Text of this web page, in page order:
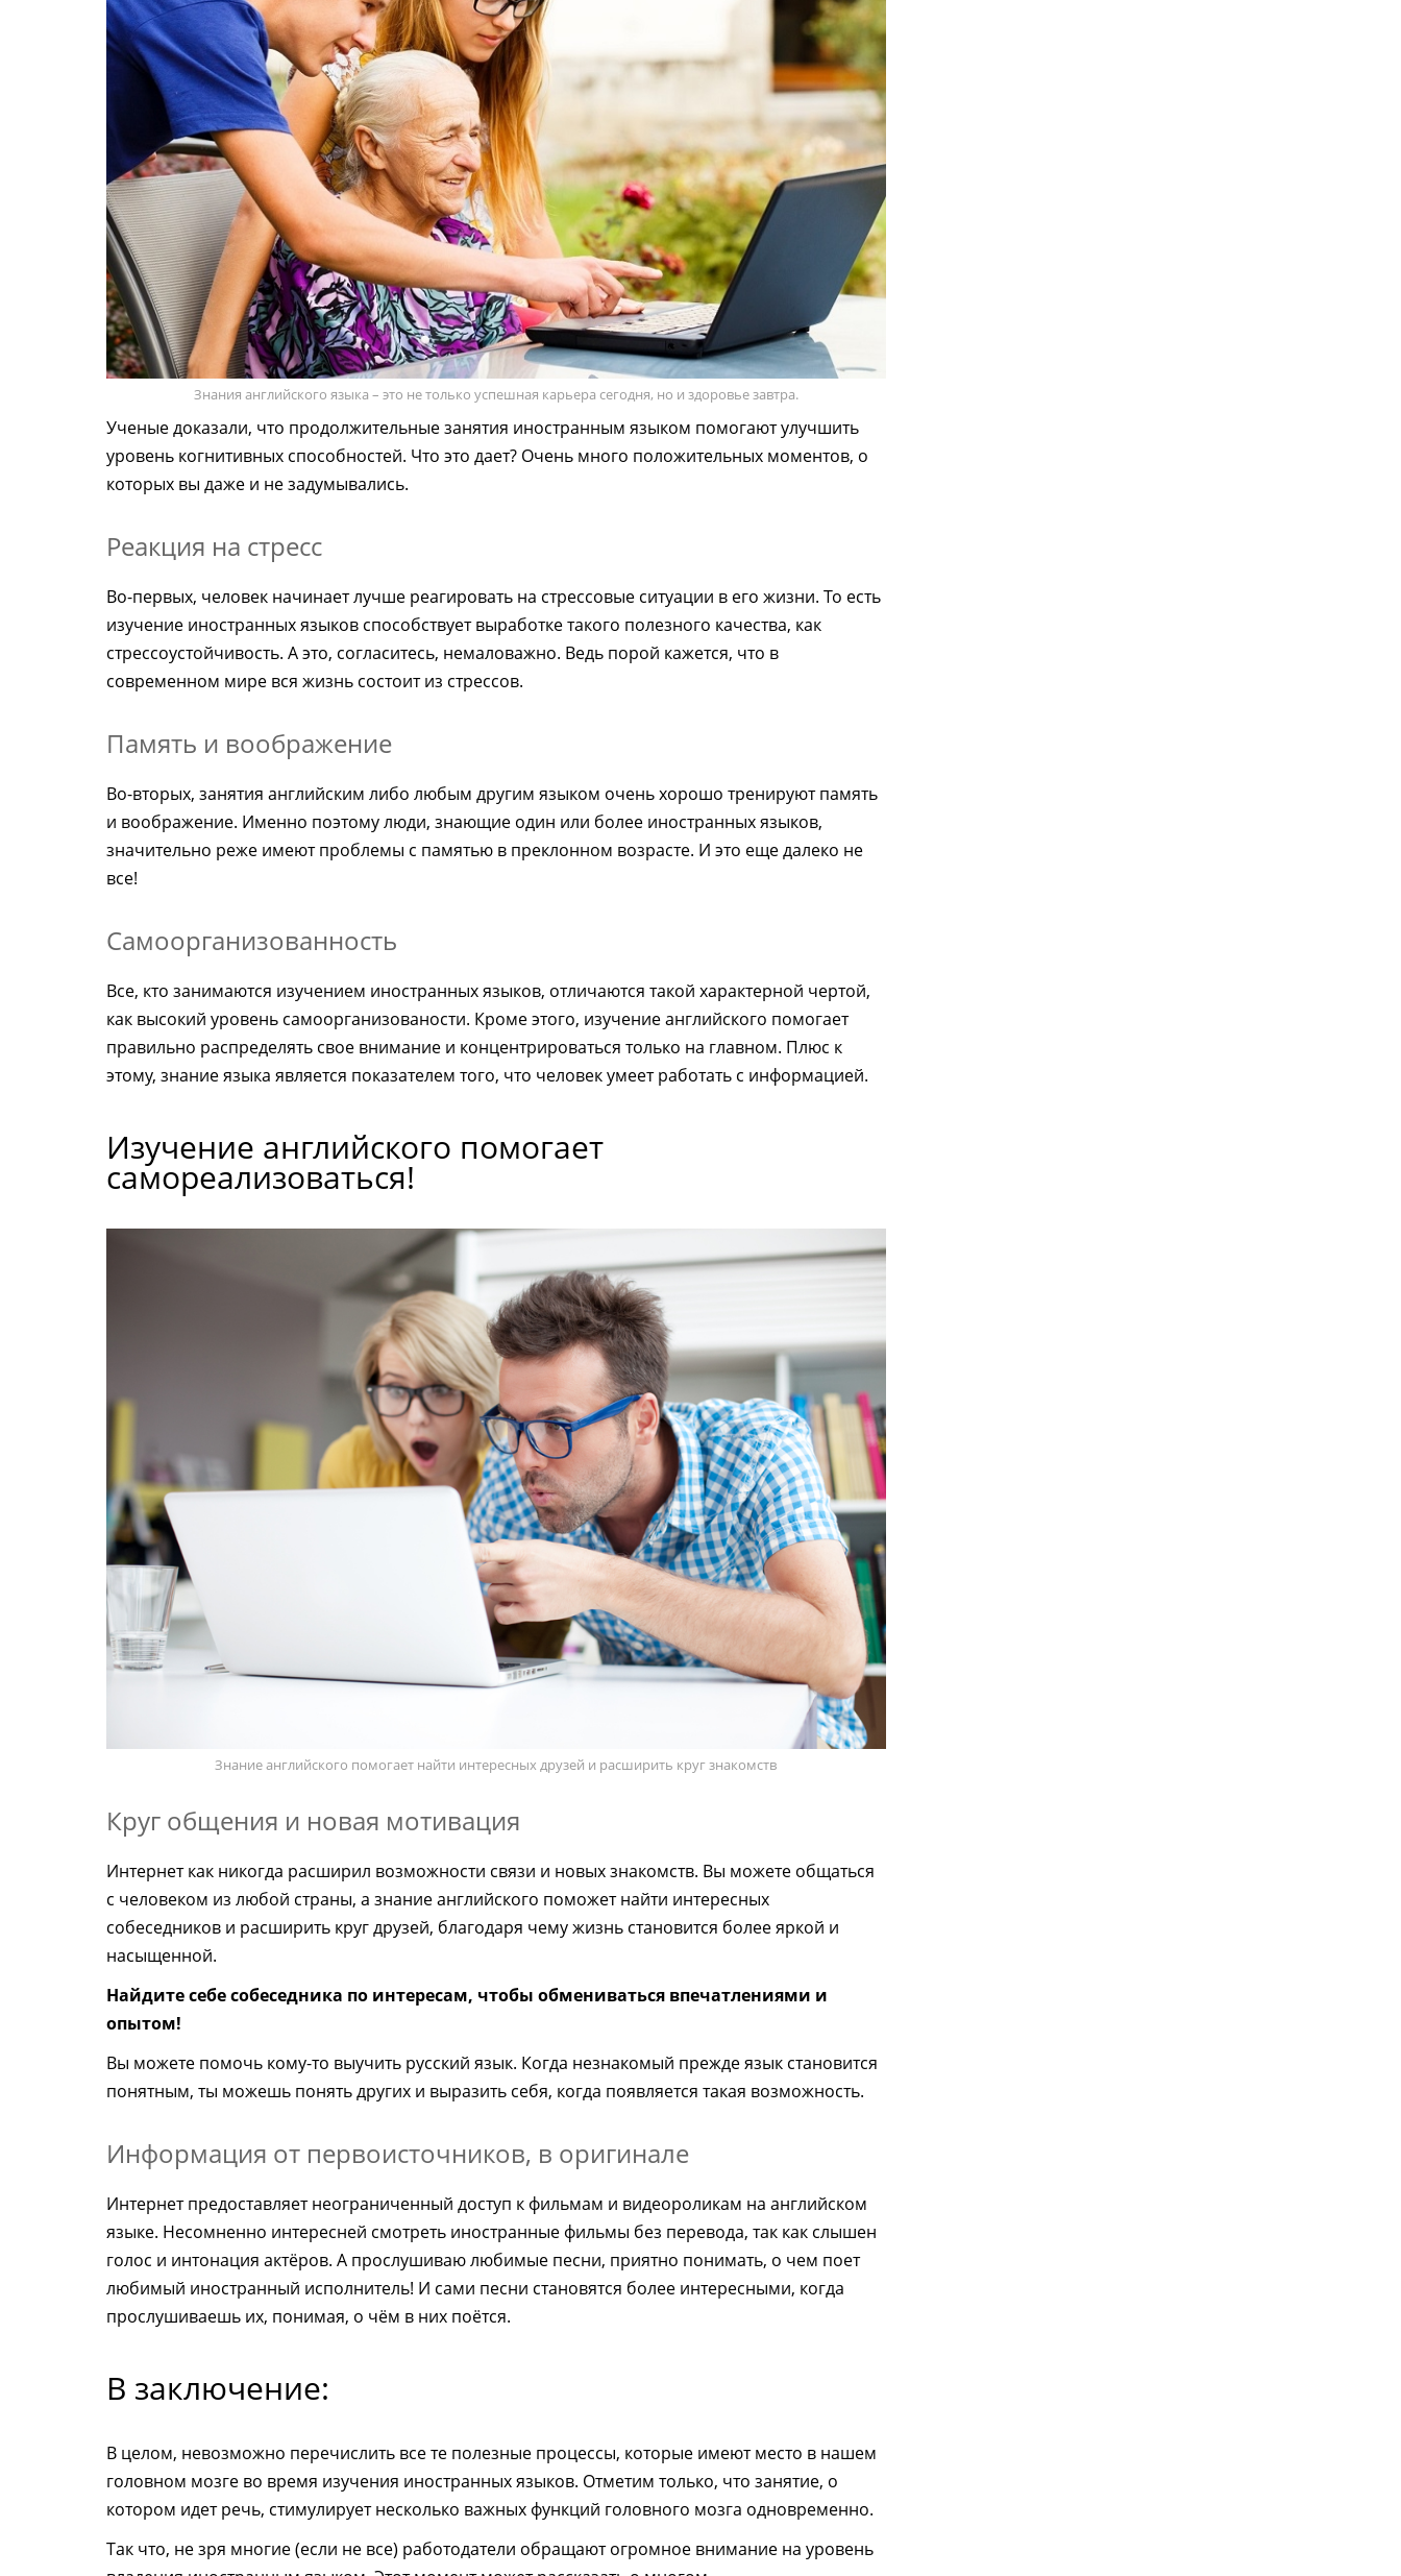
Знания английского языка – это не только успешная карьера сегодня, но и здоровье завтра.
Ученые доказали, что продолжительные занятия иностранным языком помогают улучшить
уровень когнитивных способностей. Что это дает? Очень много положительных моментов, о
которых вы даже и не задумывались.
Реакция на стресс
Во-первых, человек начинает лучше реагировать на стрессовые ситуации в его жизни. То есть
изучение иностранных языков способствует выработке такого полезного качества, как
стрессоустойчивость. А это, согласитесь, немаловажно. Ведь порой кажется, что в
современном мире вся жизнь состоит из стрессов.
Память и воображение
Во-вторых, занятия английским либо любым другим языком очень хорошо тренируют память
и воображение. Именно поэтому люди, знающие один или более иностранных языков,
значительно реже имеют проблемы с памятью в преклонном возрасте. И это еще далеко не
все!
Самоорганизованность
Все, кто занимаются изучением иностранных языков, отличаются такой характерной чертой,
как высокий уровень самоорганизованости. Кроме этого, изучение английского помогает
правильно распределять свое внимание и концентрироваться только на главном. Плюс к
этому, знание языка является показателем того, что человек умеет работать с информацией.
Изучение английского помогает
самореализоваться!
Знание английского помогает найти интересных друзей и расширить круг знакомств
Круг общения и новая мотивация
Интернет как никогда расширил возможности связи и новых знакомств. Вы можете общаться
с человеком из любой страны, а знание английского поможет найти интересных
собеседников и расширить круг друзей, благодаря чему жизнь становится более яркой и
насыщенной.
Найдите себе собеседника по интересам, чтобы обмениваться впечатлениями и
опытом!
Вы можете помочь кому-то выучить русский язык. Когда незнакомый прежде язык становится
понятным, ты можешь понять других и выразить себя, когда появляется такая возможность.
Информация от первоисточников, в оригинале
Интернет предоставляет неограниченный доступ к фильмам и видеороликам на английском
языке. Несомненно интересней смотреть иностранные фильмы без перевода, так как слышен
голос и интонация актёров. А прослушиваю любимые песни, приятно понимать, о чем поет
любимый иностранный исполнитель! И сами песни становятся более интересными, когда
прослушиваешь их, понимая, о чём в них поётся.
В заключение:
В целом, невозможно перечислить все те полезные процессы, которые имеют место в нашем
головном мозге во время изучения иностранных языков. Отметим только, что занятие, о
котором идет речь, стимулирует несколько важных функций головного мозга одновременно.
Так что, не зря многие (если не все) работодатели обращают огромное внимание на уровень